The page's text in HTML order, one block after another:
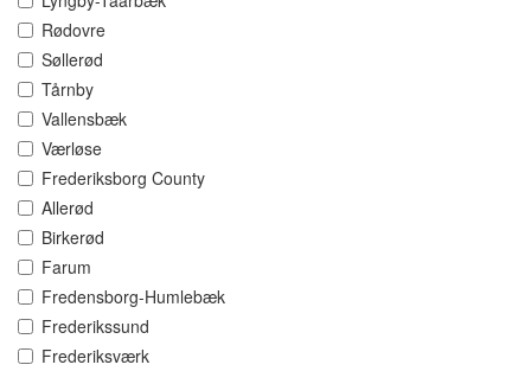
Rødovre
Søllerød
Tårnby
Vallensbæk
Værløse
Frederiksborg County
Allerød
Birkerød
Farum
Fredensborg-Humlebæk
Frederikssund
Frederiksværk